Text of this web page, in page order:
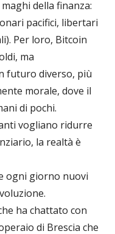
della finanza:
pacifici, libertari
Per loro, Bitcoin
ma
futuro diverso, più
morale, dove il
di pochi.
vogliano ridurre
la realtà è
ogni giorno nuovi
ha chattato con
di Brescia che